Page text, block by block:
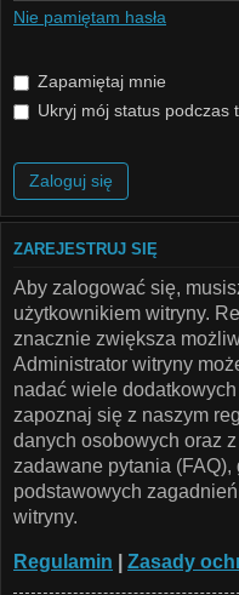
Nie pamiętam hasła
Zapamiętaj mnie
Ukryj mój status podczas
ZAREJESTRUJ SIĘ
Aby zalogować się,
użytkownikiem witryny.
znacznie zwiększa
Administrator witryny
nadać wiele
zapoznaj się z naszym
danych osobowych oraz
zadawane pytania
podstawowych
witryny.
Regulamin Zasady